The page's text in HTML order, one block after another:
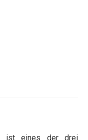
ist eines der drei